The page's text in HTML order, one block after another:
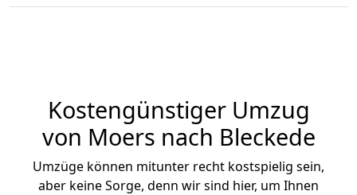
Kostengünstiger Umzug
von Moers nach Bleckede
Umzüge können mitunter recht kostspielig sein,
aber keine Sorge, denn wir sind hier, um Ihnen